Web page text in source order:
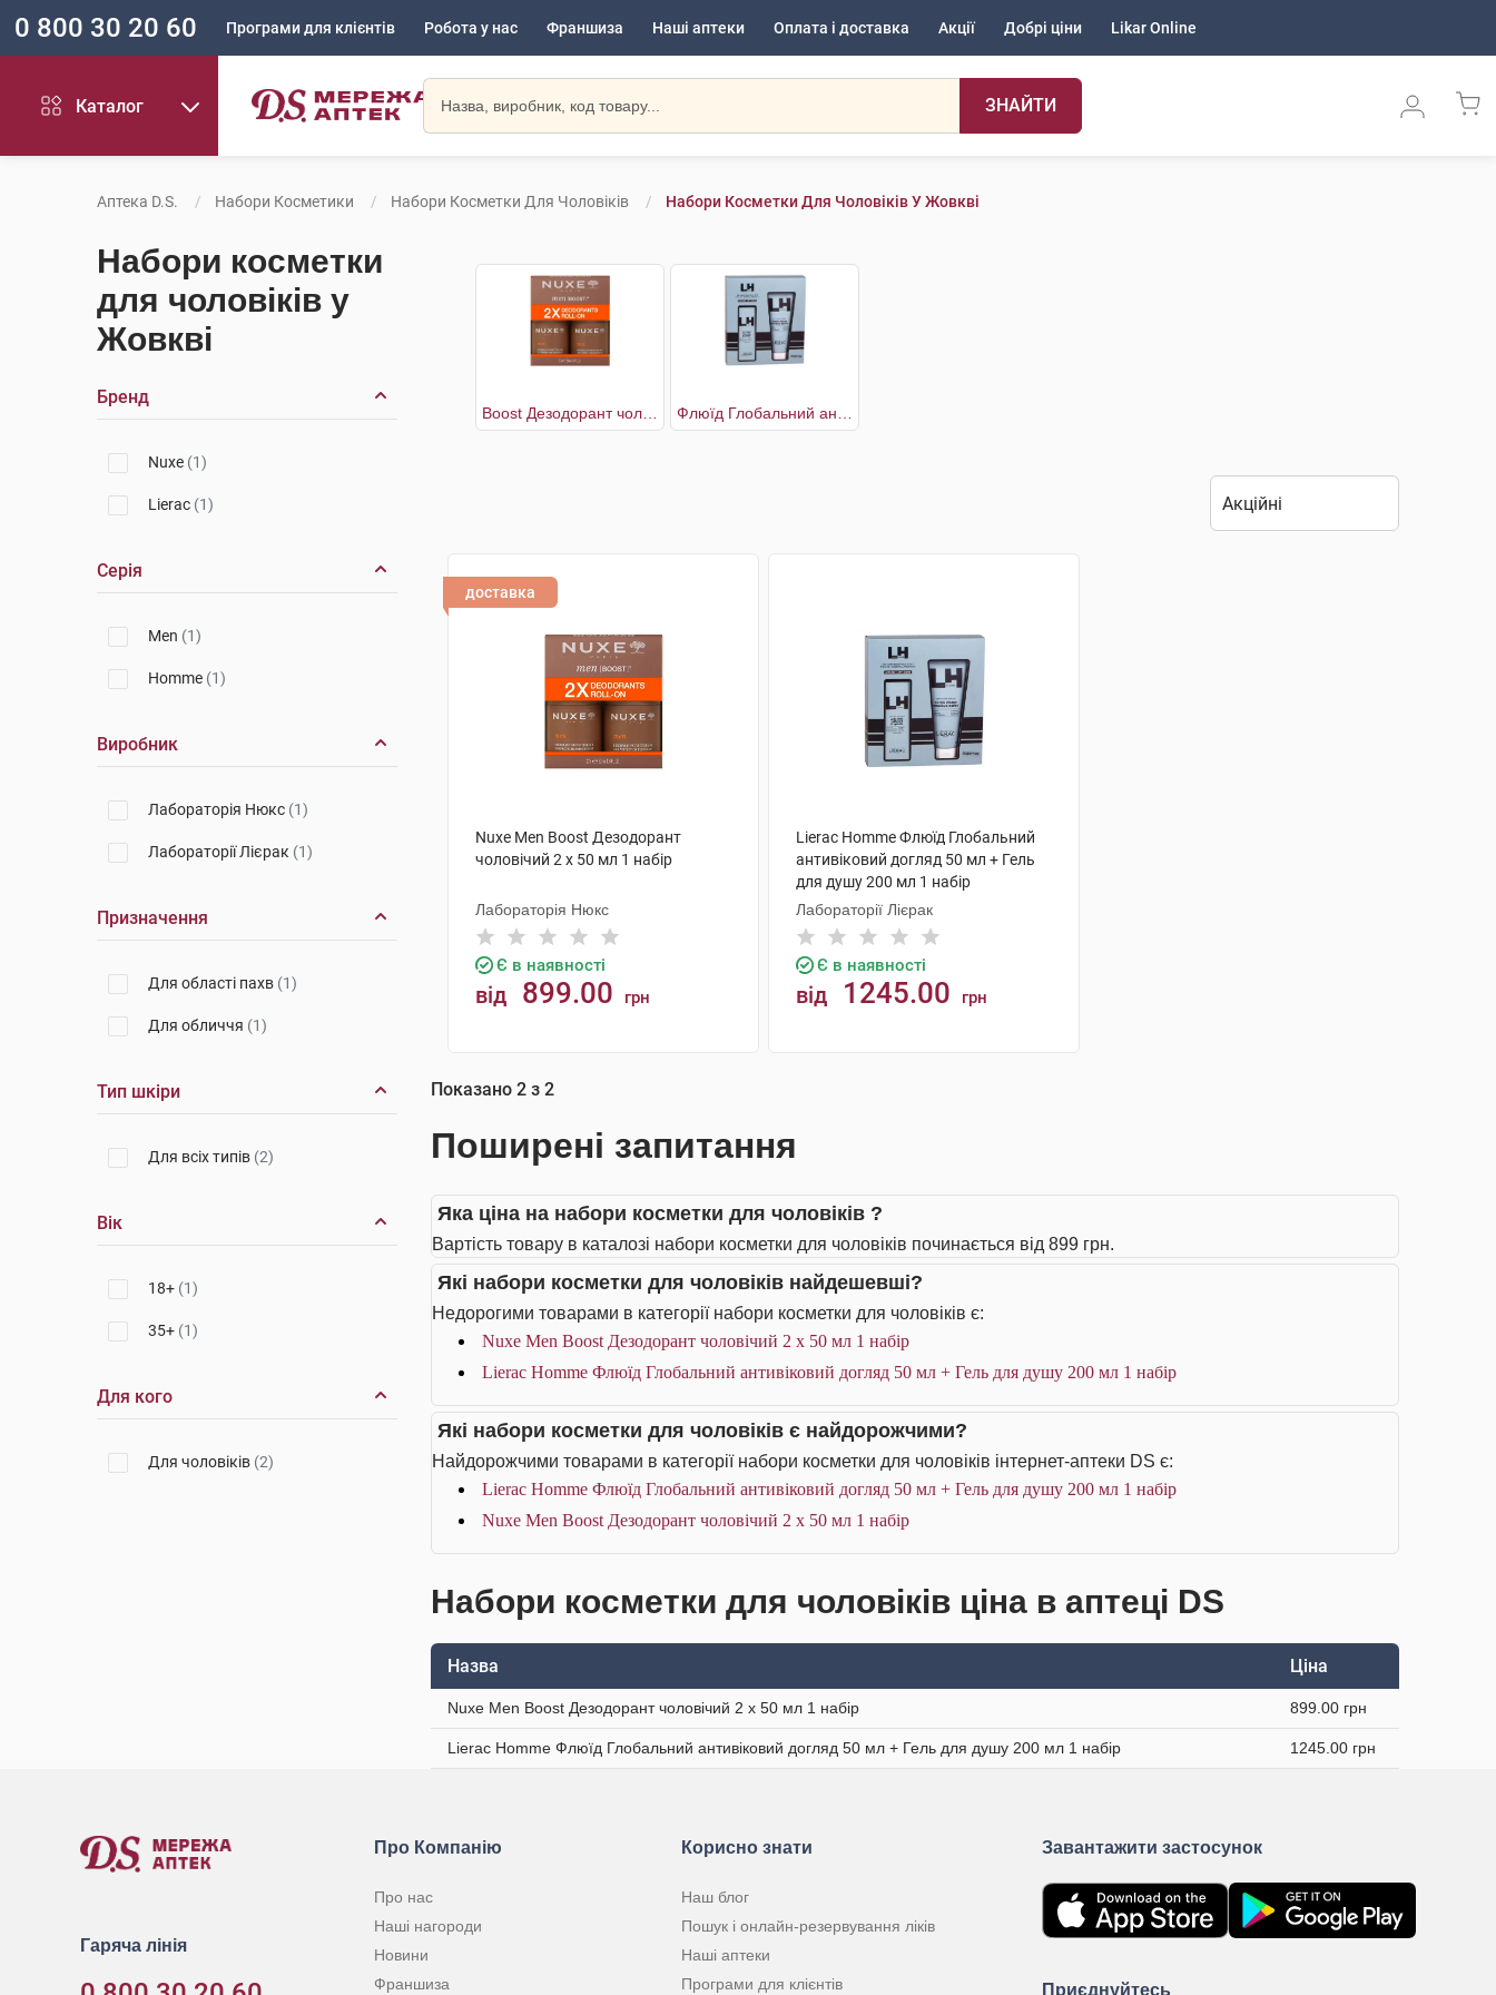
0 800 30 20 60 Програми для клієнтів Робота у нас Франшиза Наші аптеки Оплата і доставка Акції Добрі ціни Likar Online
Каталог ЗНАЙТИ
Аптека D.S. Набори Косметики Набори Косметки Для Чоловіків Набори Косметки Для Чоловіків У Жовкві
Набори косметки
для чоловіків у
Жовкві
Бренд
Nuxe (1)
Lierac (1)
Серія
Men (1)
Homme (1)
Виробник
Лабораторія Нюкс (1)
Лабораторії Лієрак (1)
Призначення
Для області пахв (1)
Для обличчя (1)
Тип шкіри
Для всіх типів (2)
Вік
18+ (1)
35+ (1)
Для кого
Для чоловіків (2)
доставка
Nuxe Men Boost Дезодорант
чоловічий 2 х 50 мл 1 набір
Лабораторія Нюкс
Є в наявності
від 899.00 грн
Lierac Homme Флюїд Глобальний
антивіковий догляд 50 мл + Гель
для душу 200 мл 1 набір
Лабораторії Лієрак
Є в наявності
від 1245.00 грн
Показано 2 з 2
Поширені запитання
Яка ціна на набори косметки для чоловіків ?
Вартість товару в каталозі набори косметки для чоловіків починається від 899 грн.
Які набори косметки для чоловіків найдешевші?
Недорогими товарами в категорії набори косметки для чоловіків є:
Nuxe Men Boost Дезодорант чоловічий 2 х 50 мл 1 набір
Lierac Homme Флюїд Глобальний антивіковий догляд 50 мл + Гель для душу 200 мл 1 набір
Які набори косметки для чоловіків є найдорожчими?
Найдорожчими товарами в категорії набори косметки для чоловіків інтернет-аптеки DS є:
Lierac Homme Флюїд Глобальний антивіковий догляд 50 мл + Гель для душу 200 мл 1 набір
Nuxe Men Boost Дезодорант чоловічий 2 х 50 мл 1 набір
Набори косметки для чоловіків ціна в аптеці DS
Назва Ціна
Nuxe Men Boost Дезодорант чоловічий 2 х 50 мл 1 набір 899.00 грн
Lierac Homme Флюїд Глобальний антивіковий догляд 50 мл + Гель для душу 200 мл 1 набір 1245.00 грн
Гаряча лінія
Про Компанію
Про нас
Наші нагороди
Новини
Франшиза
Корисно знати
Наш блог
Пошук і онлайн-резервування ліків
Наші аптеки
Програми для клієнтів
Завантажити застосунок
Приєднуйтесь